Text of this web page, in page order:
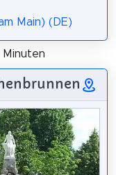
Main) (DE)